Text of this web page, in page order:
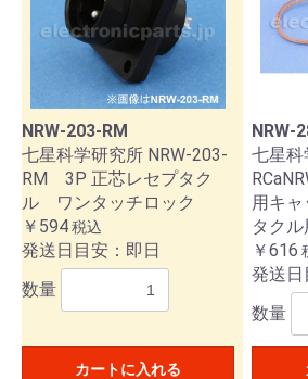
NRW-203-RM
七星科学研究所 NRW-203-
RM 3P 正芯レセプタク
ル ワンタッチロック
￥594税込
発送日目安：即日
数量
カートに入れる
NRW-
七星科
用キ
タク
￥616
発送日
数量